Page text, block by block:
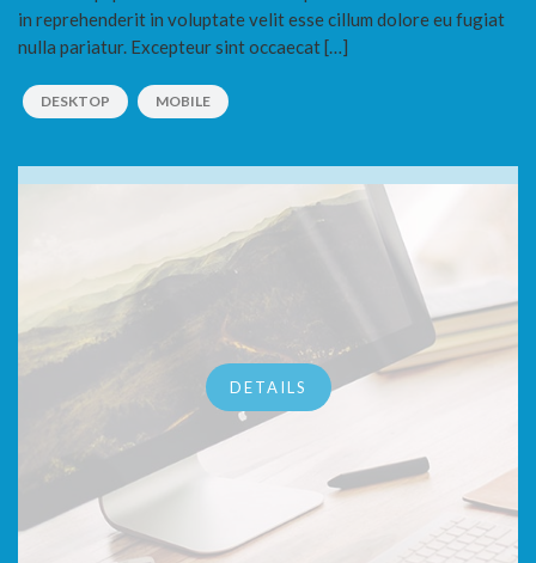
in reprehenderit in voluptate velit esse cillum dolore eu fugiat
nulla pariatur. Excepteur sint occaecat […]
DESKTOP MOBILE
DETAILS